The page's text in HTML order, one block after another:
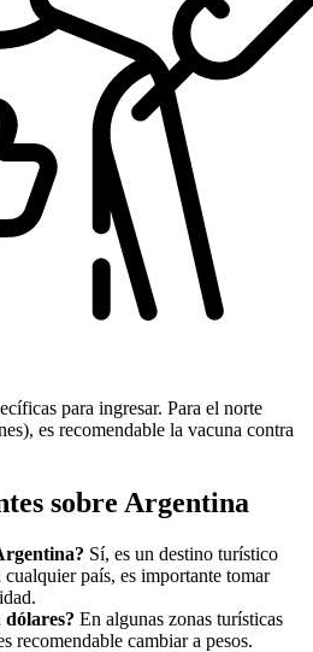
para ingresar. Para el norte
es recomendable la vacuna contra
sobre Argentina
Sí, es un destino turístico
país, es importante tomar
dólares? En algunas zonas turísticas
recomendable cambiar a pesos.